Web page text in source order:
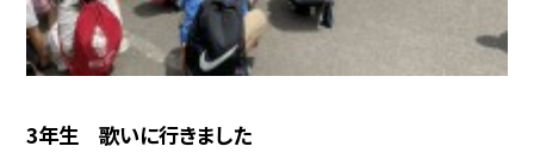
3年生 歌いに行きました